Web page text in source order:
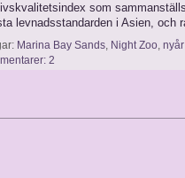
som
levnadsstandarden i Asien,
Marina Bay Sands, Night Zoo,
2